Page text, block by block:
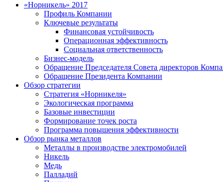
«Норникель» 2017
Профиль Компании
Ключевые результаты
Финансовая устойчивость
Операционная эффективность
Социальная ответственность
Бизнес-модель
Обращение Председателя Совета директоров
Обращение Президента Компании
Обзор стратегии
Стратегия «Норникеля»
Экологическая программа
Базовые инвестиции
Формирование точек роста
Программа повышения эффективности
Обзор рынка металлов
Металлы в производстве электромобилей
Никель
Медь
Палладий